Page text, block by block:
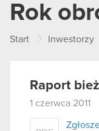
Rok
Start Inwestorzy
Raport
1 czerwca 2011